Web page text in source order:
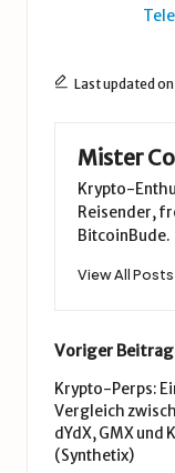
Last updated on
Mister
Krypto-
Reisender,
BitcoinBude.
View All Posts
Post
Voriger Beitrag
Krypto-Perps:
Vergleich
dYdX, GMX und
(Synthetix)